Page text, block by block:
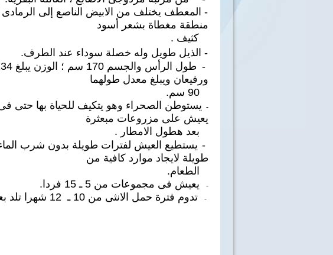
- المعطف يختلف من الابيض الناصع إلى
منطقة مغطاة بشعر أسود
كثيف .
- الذيل طويل وله خصلة سوداء عند الطرف.
-
ورفيعان ويبلغ معدل طولهما
- يستوطن الصحراء وهو يتكيف للحياة بها حتى فى
يعيش على مزروعات مبعثرة
بعد هطول الامطار .
- يستطيع العيش لفترات طويلة بدون شرب
طويلة لايجاد موارد كافية من
الطعام.
- يعيش فى مجموعات من 5 ـ 15 فردا.
- تدوم فترة حمل الانثى من 10 ـ 12 شهرا تلد بعدها صغيرا واحدا.